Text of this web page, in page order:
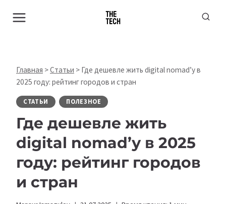
Главная >Статьи > Где дешевле жить digital nomad’у в
2025 году: рейтинг городов и стран
СТАТЬИ ПОЛЕЗНОЕ
Где дешевле жить
digital nomad’у в 2025
году: рейтинг городов
и стран